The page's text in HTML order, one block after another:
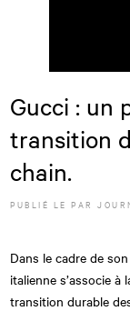
Gucci : un
transition
chain.
PUBLIÉ LEPAR
Dans le cadre de
italienne s’associe
transition durable